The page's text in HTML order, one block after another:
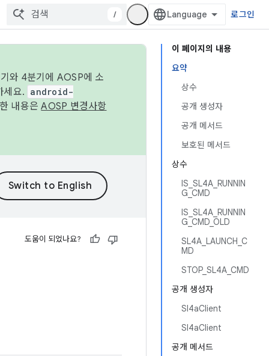
/ 로그인
이 페이지의 내용
요약
상수
공개 생성자
공개 메서드
보호된 메서드
상수
IS_SL4A_RUNNIN
G_CMD
IS_SL4A_RUNNIN
G_CMD_OLD
SL4A_LAUNCH_C
MD
STOP_SL4A_CMD
공개 생성자
Sl4aClient
Sl4aClient
공개 메서드
와 4분기에 AOSP에 소
세요. android-
내용은AOSP 변경사항
도움이 되었나요?